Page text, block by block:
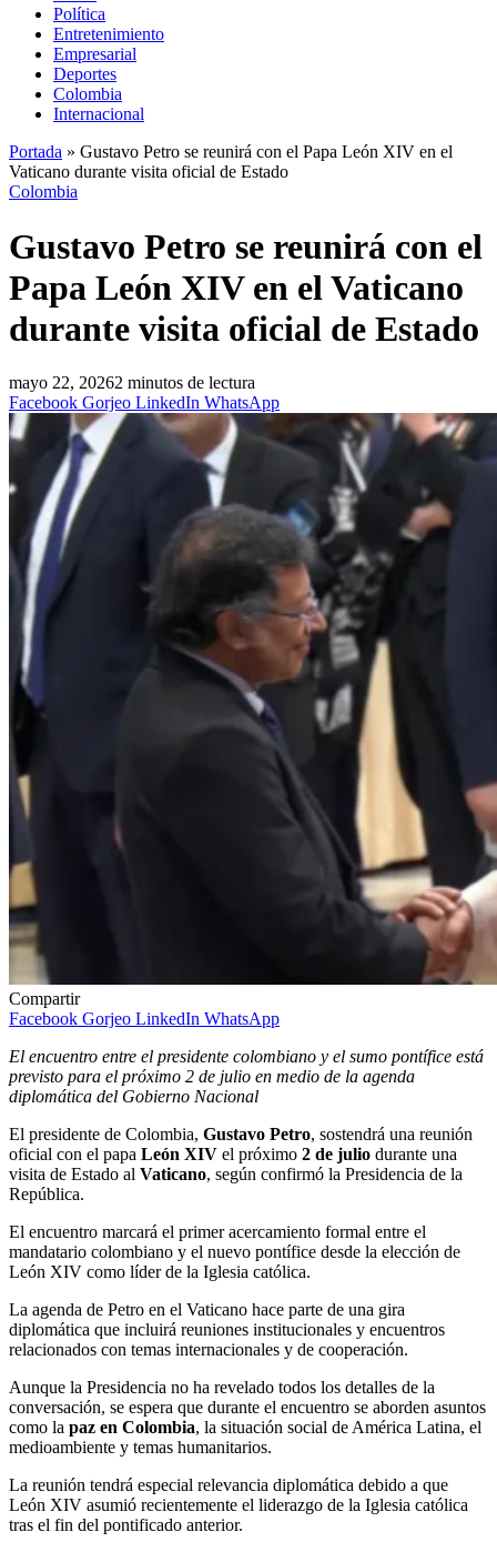
Política
Entretenimiento
Empresarial
Deportes
Colombia
Internacional
Portada » Gustavo Petro se reunirá con el Papa León XIV en el
Vaticano durante visita oficial de Estado
Colombia
Gustavo Petro se reunirá con el
Papa León XIV en el Vaticano
durante visita oficial de Estado
mayo 22, 20262 minutos de lectura
Facebook Gorjeo LinkedIn WhatsApp
Compartir
Facebook Gorjeo LinkedIn WhatsApp
El encuentro entre el presidente colombiano y el sumo pontífice está
previsto para el próximo 2 de julio en medio de la agenda
diplomática del Gobierno Nacional
El presidente de Colombia, Gustavo Petro, sostendrá una reunión
oficial con el papa León XIV el próximo 2 de julio durante una
visita de Estado al Vaticano, según confirmó la Presidencia de la
República.
El encuentro marcará el primer acercamiento formal entre el
mandatario colombiano y el nuevo pontífice desde la elección de
León XIV como líder de la Iglesia católica.
La agenda de Petro en el Vaticano hace parte de una gira
diplomática que incluirá reuniones institucionales y encuentros
relacionados con temas internacionales y de cooperación.
Aunque la Presidencia no ha revelado todos los detalles de la
conversación, se espera que durante el encuentro se aborden asuntos
como la paz en Colombia, la situación social de América Latina, el
medioambiente y temas humanitarios.
La reunión tendrá especial relevancia diplomática debido a que
León XIV asumió recientemente el liderazgo de la Iglesia católica
tras el fin del pontificado anterior.